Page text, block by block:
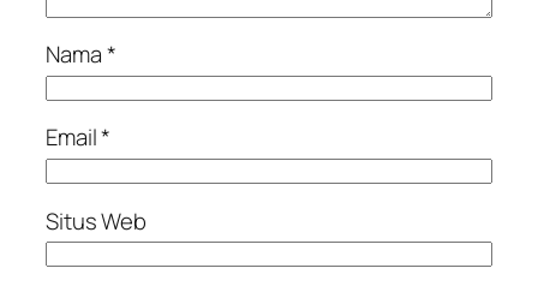
Nama*
Email*
Situs Web